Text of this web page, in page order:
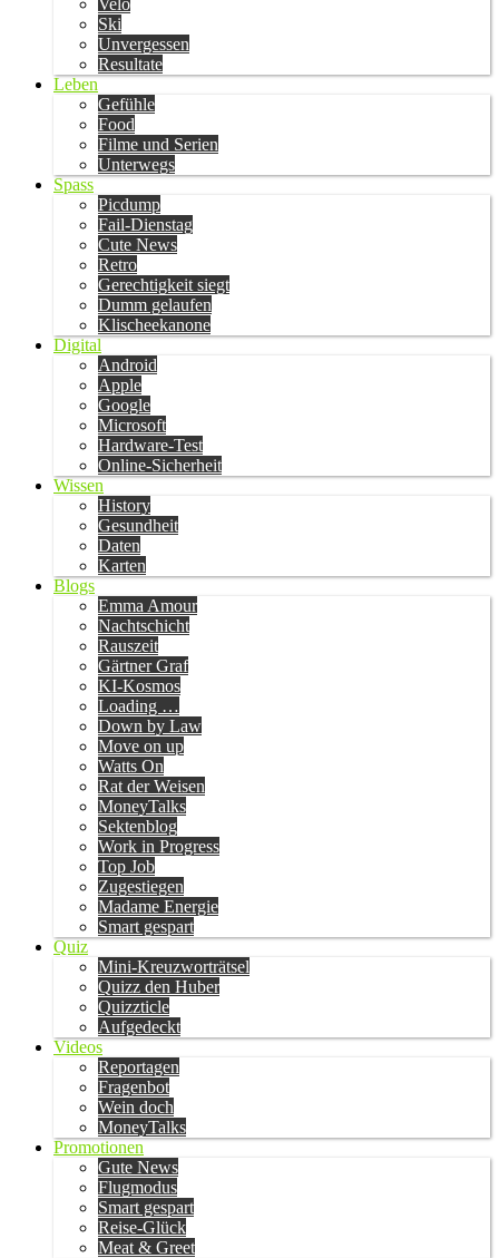
Velo
Ski
Unvergessen
Resultate
Leben
Gefühle
Food
Filme und Serien
Unterwegs
Spass
Picdump
Fail-Dienstag
Cute News
Retro
Gerechtigkeit siegt
Dumm gelaufen
Klischeekanone
Digital
Android
Apple
Google
Microsoft
Hardware-Test
Online-Sicherheit
Wissen
History
Gesundheit
Daten
Karten
Blogs
Emma Amour
Nachtschicht
Rauszeit
Gärtner Graf
KI-Kosmos
Loading …
Down by Law
Move on up
Watts On
Rat der Weisen
MoneyTalks
Sektenblog
Work in Progress
Top Job
Zugestiegen
Madame Energie
Smart gespart
Quiz
Mini-Kreuzworträtsel
Quizz den Huber
Quizzticle
Aufgedeckt
Videos
Reportagen
Fragenbot
Wein doch
MoneyTalks
Promotionen
Gute News
Flugmodus
Smart gespart
Reise-Glück
Meat & Greet